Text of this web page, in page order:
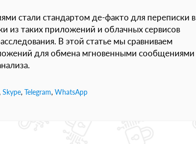
стали стандартом де-факто для переписки в
из таких приложений и облачных сервисов
В этой статье мы сравниваем
для обмена мгновенными сообщениями
Skype, Telegram, WhatsApp